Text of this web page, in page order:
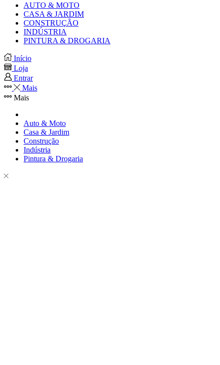
AUTO & MOTO
CASA & JARDIM
CONSTRUÇÃO
INDÚSTRIA
PINTURA & DROGARIA
Início
Loja
Entrar
Mais
Mais
Auto & Moto
Casa & Jardim
Construção
Indústria
Pintura & Drogaria